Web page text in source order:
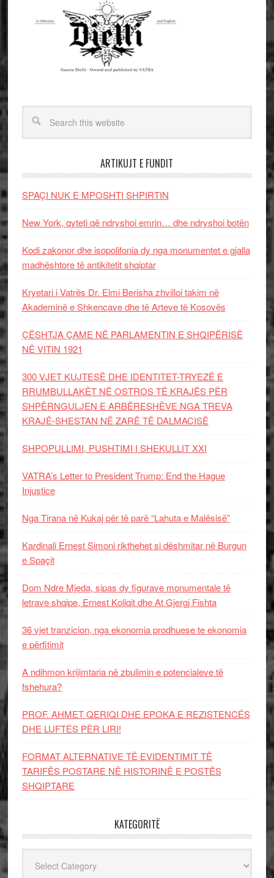
ARTIKUJT E FUNDIT
SPAÇI NUK E MPOSHTI SHPIRTIN
New York, qyteti që ndryshoi emrin… dhe ndryshoi botën
Kodi zakonor dhe isopolifonia dy nga monumentet e gjalla
madhështore të antikitetit shqiptar
Kryetari i Vatrës Dr. Elmi Berisha zhvilloi takim në
Akademinë e Shkencave dhe të Arteve të Kosovës
ÇËSHTJA ÇAME NË PARLAMENTIN E SHQIPËRISË
NË VITIN 1921
300 VJET KUJTESË DHE IDENTITET-TRYEZË E
RRUMBULLAKËT NË OSTROS TË KRAJËS PËR
SHPËRNGULJEN E ARBËRESHËVE NGA TREVA
KRAJË-SHESTAN NË ZARË TË DALMACISË
SHPOPULLIMI, PUSHTIMI I SHEKULLIT XXI
VATRA’s Letter to President Trump: End the Hague
Injustice
Nga Tirana në Kukaj për të parë “Lahuta e Malësisë”
Kardinali Ernest Simoni rikthehet si dëshmitar në Burgun
e Spaçit
Dom Ndre Mjeda, sipas dy figurave monumentale të
letrave shqipe, Ernest Koliqit dhe At Gjergj Fishta
36 vjet tranzicion, nga ekonomia prodhuese te ekonomia
e përfitimit
A ndihmon krijimtaria në zbulimin e potencialeve të
fshehura?
PROF. AHMET QERIQI DHE EPOKA E REZISTENCЁS
DHE LUFTЁS PЁR LIRI!
FORMAT ALTERNATIVE TË EVIDENTIMIT TË
TARIFËS POSTARE NË HISTORINË E POSTËS
SHQIPTARE
KATEGORITË